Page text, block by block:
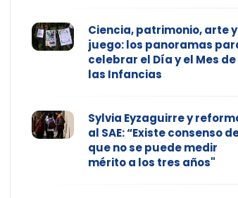
Ciencia, patrimonio, arte y
juego: los panoramas
celebrar el Día y el Mes de
las Infancias
Sylvia Eyzaguirre y
al SAE: “Existe consenso
que no se puede medir
mérito a los tres años"